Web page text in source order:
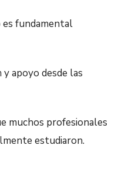
fundamental
apoyo desde las
muchos profesionales
estudiaron.